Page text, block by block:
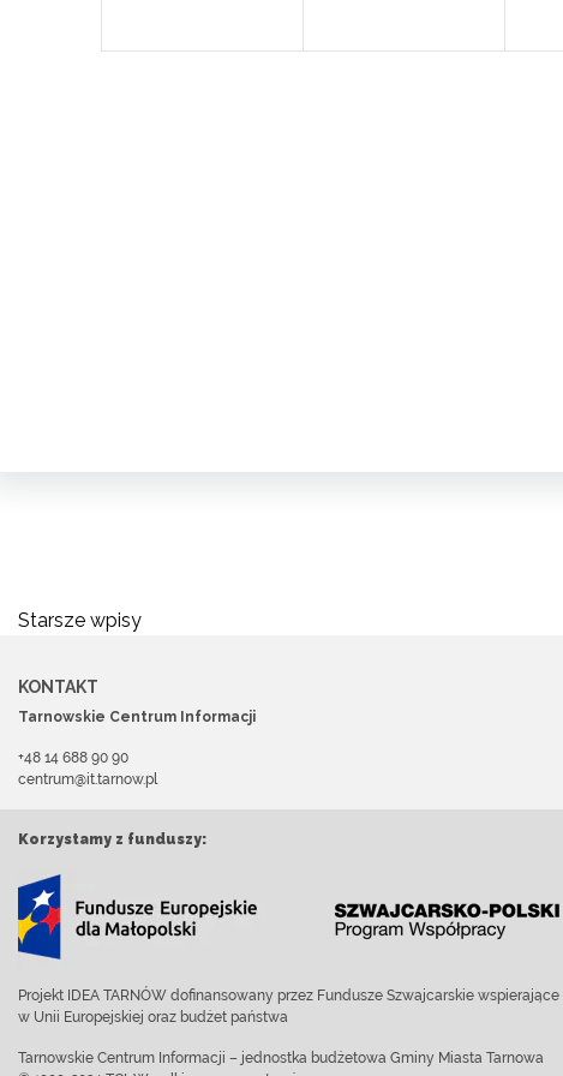
Nawigacja
po
wpisach
Starsze wpisy
KONTAKT
Tarnowskie Centrum Informacji
+48 14 688 90 90
centrum@it.tarnow.pl
Korzystamy z funduszy:
Projekt IDEA TARNÓW dofinansowany przez Fundusze Szwajcarskie
w Unii Europejskiej oraz budżet państwa
Tarnowskie Centrum Informacji – jednostka budżetowa Gminy Miasta Tarnowa